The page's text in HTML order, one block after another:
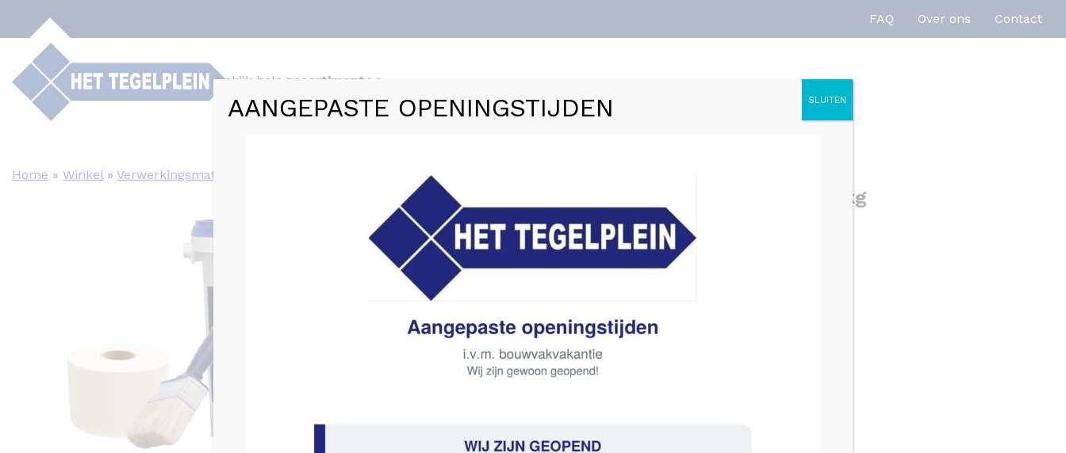
FAQ Over ons Contact
Bekijk hele assortiment
Home » Winkel » Verwerkingsmaterialen BOSTIK Ardatec Flexdicht Megapack 5 kg
BOSTIK Ardatec Flexdicht Megapack 5 kg
Voorbehandeling
€70,34
AANGEPASTE OPENINGSTIJDEN SLUITEN